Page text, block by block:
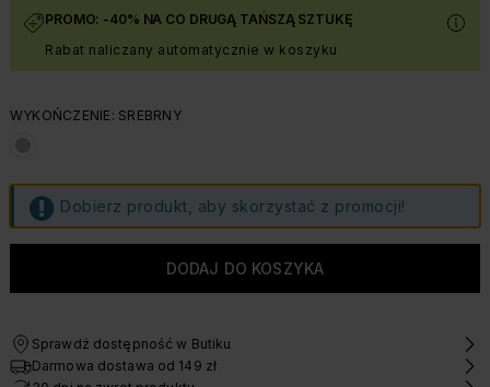
PROMO: -40% NA CO DRUGĄ TAŃSZĄ SZTUKĘ
Rabat naliczany automatycznie w koszyku
WYKOŃCZENIE: SREBRNY
Dobierz produkt, aby skorzystać z promocji!
Sprawdź dostępność w Butiku
Darmowa dostawa od 149 zł